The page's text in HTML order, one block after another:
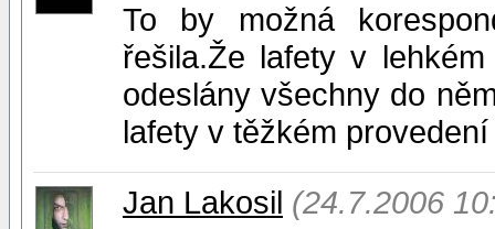
To by možná
řešila.Že lafety v
odeslány všechny do
lafety v těžkém
Jan Lakosil (24.7.2006